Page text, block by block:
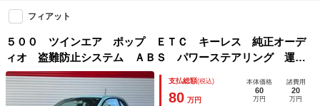
フィアット
５００ ツインエア ポップ ＥＴＣ キーレス 純正オーデ
ィオ 盗難防止システム ＡＢＳ パワーステアリング 運転
席助手席エアバック エアコン ＵＳＢ パワーウィンドウ
支払総額(税込)
80 万円
本体価格
60
万円
諸費用
20
万円